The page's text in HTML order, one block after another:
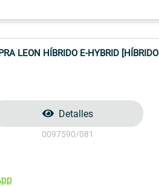
LEON HÍBRIDO E-HYBRID
Detalles
0097590/081